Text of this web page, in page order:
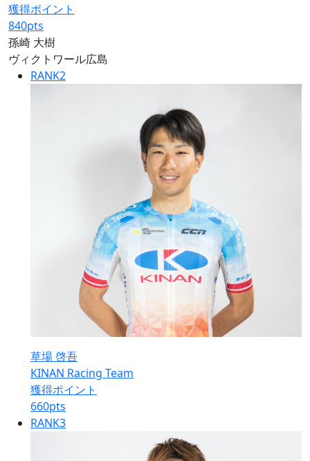
獲得ポイント
840pts
孫崎 大樹
ヴィクトワール広島
RANK2
草場 啓吾
KINAN Racing Team
獲得ポイント
660pts
RANK3